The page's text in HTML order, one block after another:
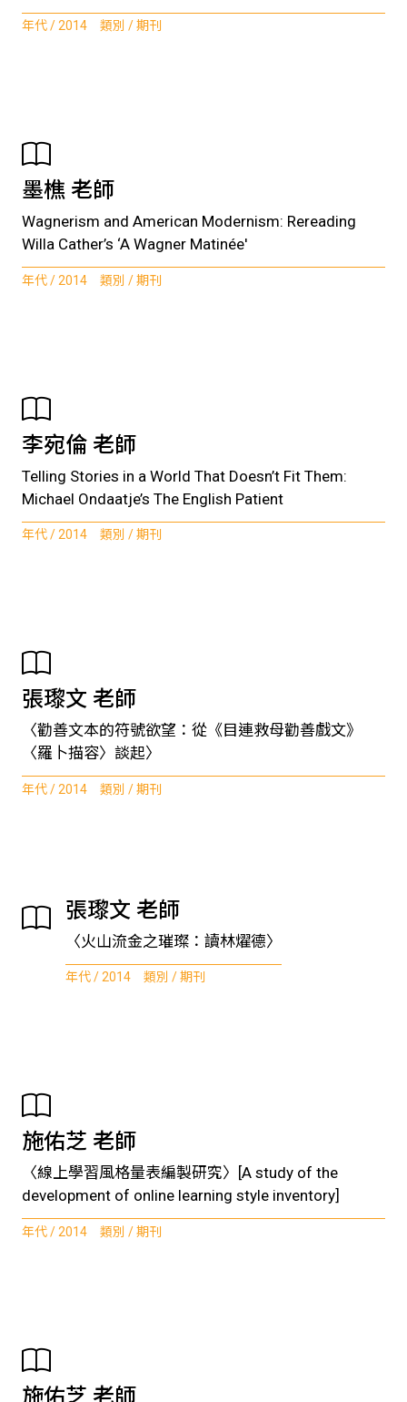
年代 / 2014 類別 / 期刊
墨樵 老師
Wagnerism and American Modernism: Rereading
Willa Cather’s ‘A Wagner Matinée'
年代 / 2014 類別 / 期刊
李宛倫 老師
Telling Stories in a World That Doesn’t Fit Them:
Michael Ondaatje’s The English Patient
年代 / 2014 類別 / 期刊
張瓈文 老師
〈勸善文本的符號欲望：從《目連救母勸善戲文》
〈羅卜描容〉談起〉
年代 / 2014 類別 / 期刊
張瓈文 老師
〈火山流金之璀璨：讀林燿德〉
年代 / 2014 類別 / 期刊
施佑芝 老師
〈線上學習風格量表編製研究〉[A study of the
development of online learning style inventory]
年代 / 2014 類別 / 期刊
施佑芝 老師